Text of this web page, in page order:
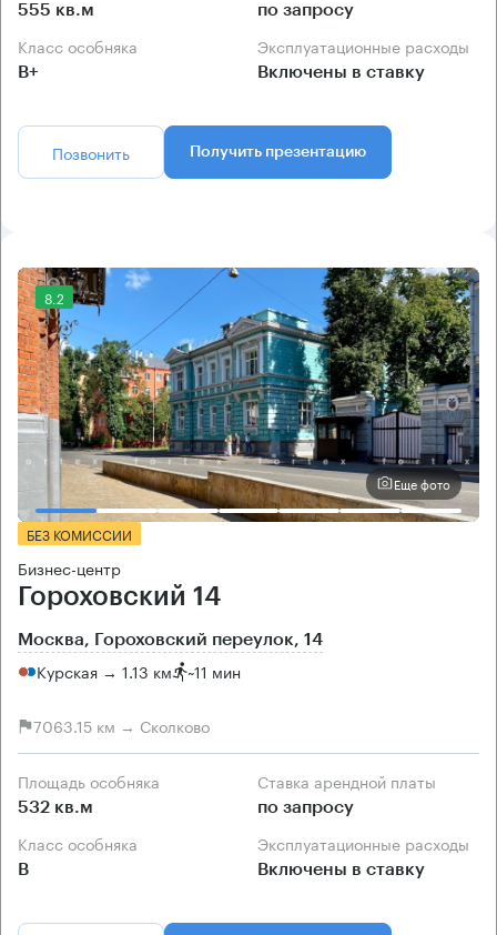
555 кв.м по запросу
Класс особняка
B+
Эксплуатационные расходы
Включены в ставку
Позвонить Получить презентацию
8.2
Еще фото
БЕЗ КОМИССИИ
Бизнес-центр
Гороховский 14
Москва, Гороховский переулок, 14
Курская → 1.13 км ~11 мин
7063.15 км → Сколково
Площадь особняка
532 кв.м
Ставка арендной платы
по запросу
Класс особняка
B
Эксплуатационные расходы
Включены в ставку